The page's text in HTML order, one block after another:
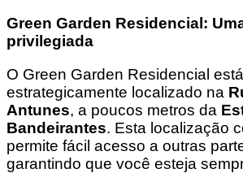
Green Garden Residencial:
privilegiada
O Green Garden Residencial está
estrategicamente localizado na
Antunes, a poucos metros da
Bandeirantes. Esta localização
permite fácil acesso a outras
garantindo que você esteja